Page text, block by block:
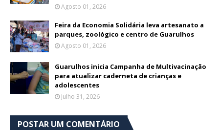
Agosto 01, 2026
Feira da Economia Solidária leva artesanato a
parques, zoológico e centro de Guarulhos
Agosto 01, 2026
Guarulhos inicia Campanha de Multivacinação
para atualizar caderneta de crianças e
adolescentes
Julho 31, 2026
POSTAR UM COMENTÁRIO